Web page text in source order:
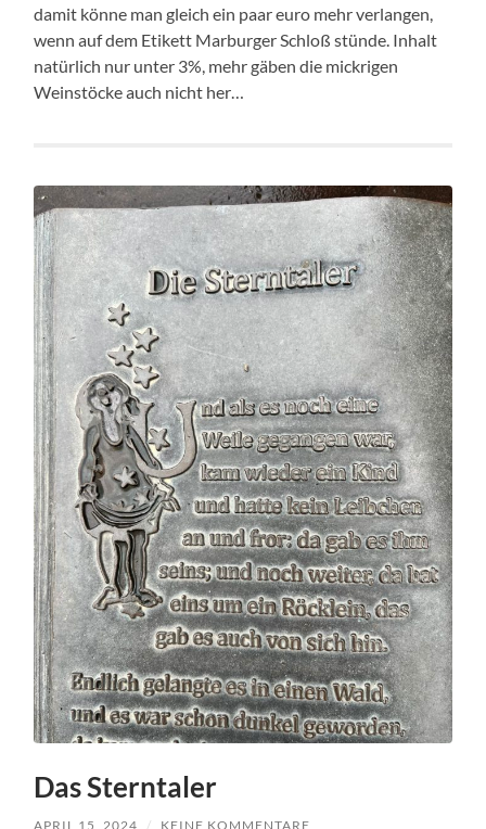
damit könne man gleich ein paar euro mehr verlangen,
wenn auf dem Etikett Marburger Schloß stünde. Inhalt
natürlich nur unter 3%, mehr gäben die mickrigen
Weinstöcke auch nicht her…
Das Sterntaler
APRIL 15, 2024 / KEINE KOMMENTARE